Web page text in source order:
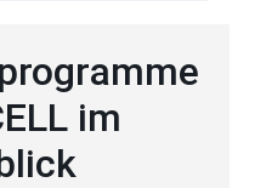
im